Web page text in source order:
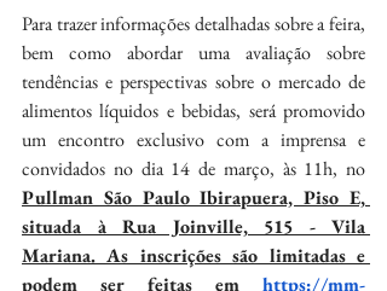
Para trazer informações detalhadas sobre a feira,
bem como abordar uma avaliação sobre
tendências e perspectivas sobre o mercado de
alimentos líquidos e bebidas, será promovido
um encontro exclusivo com a imprensa e
Pullman São Paulo Ibirapuera, Piso E,
situada à Rua Joinville, 515 - Vila
Mariana. As inscrições são limitadas e
podem ser feitas em https://mm-